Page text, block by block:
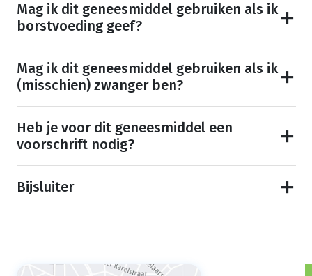
Mag ik dit geneesmiddel gebruiken als ik
borstvoeding geef?
Mag ik dit geneesmiddel gebruiken als ik
(misschien) zwanger ben?
Heb je voor dit geneesmiddel een
voorschrift nodig?
Bijsluiter